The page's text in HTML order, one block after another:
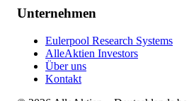
Unternehmen
Eulerpool Research Systems
AlleAktien Investors
Über uns
Kontakt